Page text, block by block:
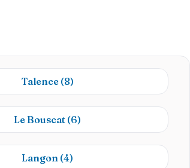
Talence (8)
Le Bouscat (6)
Langon (4)